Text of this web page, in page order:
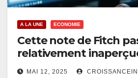
A LA UNE ECONOMIE
Cette note de Fitch
relativement
MAI 12, 2025